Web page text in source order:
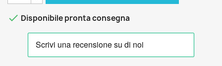
 Disponibile pronta consegna